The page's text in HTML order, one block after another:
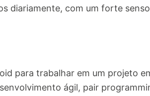
diariamente, com um forte
para trabalhar em um projeto
ágil, pair